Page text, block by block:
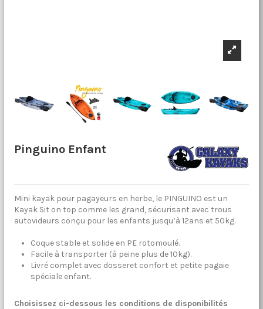
Pinguino Enfant
Mini kayak pour pagayeurs en herbe, le PINGUINO est un
Kayak Sit on top comme les grand, sécurisant avec trous
autovideurs conçu pour les enfants jusqu’à 12ans et 50kg.
Coque stable et solide en PE rotomoulé.
Facile à transporter (à peine plus de 10kg).
Livré complet avec dosseret confort et petite pagaie
spéciale enfant.
Choisissez ci-dessous les conditions de disponibilités